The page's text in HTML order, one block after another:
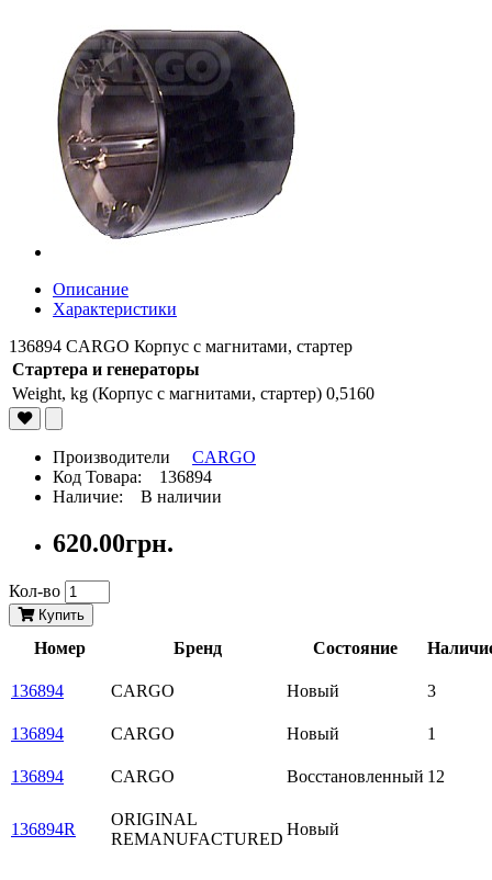
Описание
Характеристики
136894 CARGO Корпус с магнитами, стартер
Стартера и генераторы
Weight, kg (Корпус с магнитами, стартер) 0,5160
Производители CARGO
Код Товара: 136894
Наличие: В наличии
620.00грн.
Кол-во
Купить
Номер Бренд Состояние
136894 CARGO Новый 3
136894 CARGO Новый 1
136894 CARGO Восстановленный 12
136894R
ORIGINAL
REMANUFACTURED
Новый